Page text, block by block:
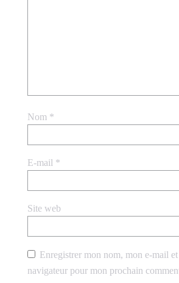
Nom *
E-mail *
Site web
Enregistrer mon nom, mon e-mail
navigateur pour mon prochain